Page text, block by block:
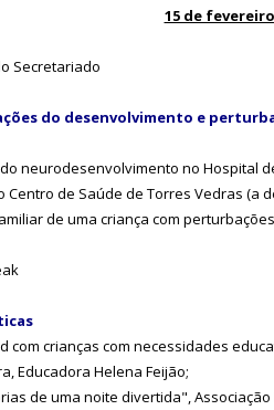
15 de
Secretariado
do desenvolvimento e
neurodesenvolvimento no Hospital
Centro de Saúde de Torres Vedras (a
de uma criança com
com crianças com necessidades
Educadora Helena Feijão;
de uma noite divertida",